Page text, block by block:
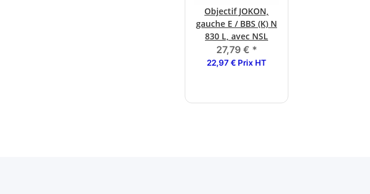
Objectif JOKON,
gauche E / BBS (K) N
830 L, avec NSL
27,79 € *
22,97 € Prix HT